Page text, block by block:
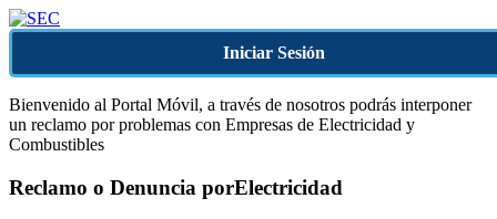
Iniciar Sesión
Bienvenido al Portal Móvil, a través de nosotros podrás interponer
un reclamo por problemas con Empresas de Electricidad y
Combustibles
Reclamo o Denuncia porElectricidad